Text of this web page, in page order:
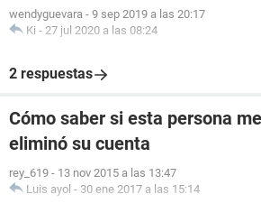
wendyguevara - 9 sep 2019 a las 20:17
Ki - 27 jul 2020 a las 08:24
2 respuestas
Cómo saber si esta persona
eliminó su cuenta
rey_619 - 13 nov 2015 a las 13:47
Luis ayol - 30 ene 2017 a las 15:14